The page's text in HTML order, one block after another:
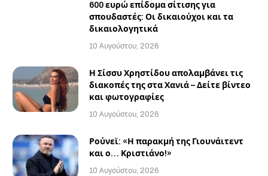
600 ευρώ επίδομα σίτισης για
σπουδαστές: Οι δικαιούχοι και τα
δικαιολογητικά
10 Αυγούστου, 2026
Η Σίσσυ Χρηστίδου απολαμβάνει τις
διακοπές της στα Χανιά – Δείτε βίντεο
και φωτογραφίες
10 Αυγούστου, 2026
Ρούνεϊ: «Η παρακμή της Γιουνάιτεντ
και ο… Κριστιάνο!»
10 Αυγούστου, 2026